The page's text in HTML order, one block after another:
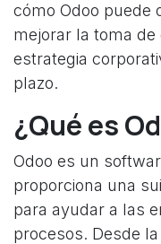
cómo Odoo puede
mejorar la toma de
estrategia
plazo.
¿Qué es
Odoo es un
proporciona una
para ayudar a las
procesos. Desde